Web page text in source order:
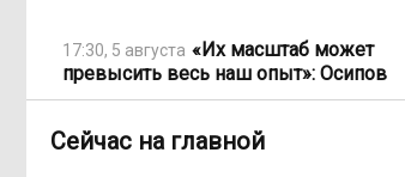
17:30, 5 августа «Их масштаб может
превысить весь наш опыт»: Осипов
предупреждает о климатической
Сейчас на главной